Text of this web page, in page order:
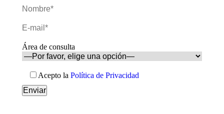
Área de consulta
Acepto la Política de Privacidad